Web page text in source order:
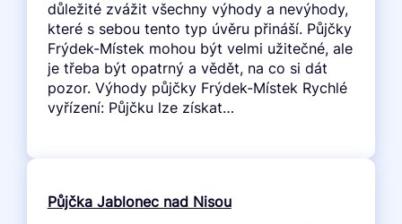
důležité zvážit všechny výhody a nevýhody,
které s sebou tento typ úvěru přináší. Půjčky
Frýdek-Místek mohou být velmi užitečné, ale
je třeba být opatrný a vědět, na co si dát
pozor. Výhody půjčky Frýdek-Místek Rychlé
vyřízení: Půjčku lze získat…
Půjčka Jablonec nad Nisou